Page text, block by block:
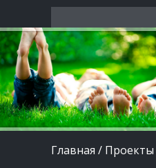
Главная / Проекты